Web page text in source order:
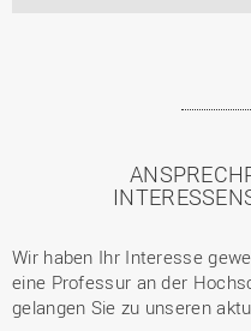
Wir haben Ihr Interesse
eine Professur an der
gelangen Sie zu unseren